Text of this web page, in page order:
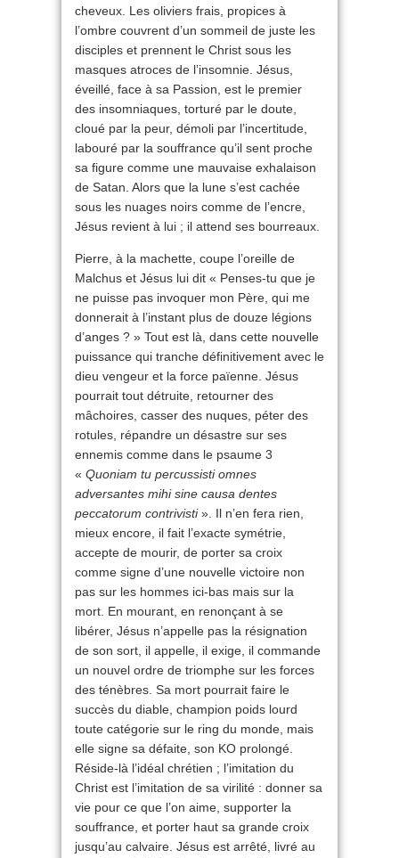
cheveux. Les oliviers frais, propices à
l’ombre couvrent d’un sommeil de juste les
disciples et prennent le Christ sous les
masques atroces de l’insomnie. Jésus,
éveillé, face à sa Passion, est le premier
des insomniaques, torturé par le doute,
cloué par la peur, démoli par l’incertitude,
labouré par la souffrance qu’il sent proche
sa figure comme une mauvaise exhalaison
de Satan. Alors que la lune s’est cachée
sous les nuages noirs comme de l’encre,
Jésus revient à lui ; il attend ses bourreaux.
Pierre, à la machette, coupe l’oreille de
Malchus et Jésus lui dit « Penses-tu que je
ne puisse pas invoquer mon Père, qui me
donnerait à l’instant plus de douze légions
d’anges ? » Tout est là, dans cette nouvelle
puissance qui tranche définitivement avec le
dieu vengeur et la force païenne. Jésus
pourrait tout détruite, retourner des
mâchoires, casser des nuques, péter des
rotules, répandre un désastre sur ses
ennemis comme dans le psaume 3
« Quoniam tu percussisti omnes
adversantes mihi sine causa dentes
peccatorum contrivisti». Il n’en fera rien,
mieux encore, il fait l’exacte symétrie,
accepte de mourir, de porter sa croix
comme signe d’une nouvelle victoire non
pas sur les hommes ici-bas mais sur la
mort. En mourant, en renonçant à se
libérer, Jésus n’appelle pas la résignation
de son sort, il appelle, il exige, il commande
un nouvel ordre de triomphe sur les forces
des ténèbres. Sa mort pourrait faire le
succès du diable, champion poids lourd
toute catégorie sur le ring du monde, mais
elle signe sa défaite, son KO prolongé.
Réside-là l’idéal chrétien ; l’imitation du
Christ est l’imitation de sa virilité : donner sa
vie pour ce que l’on aime, supporter la
souffrance, et porter haut sa grande croix
jusqu’au calvaire. Jésus est arrêté, livré au